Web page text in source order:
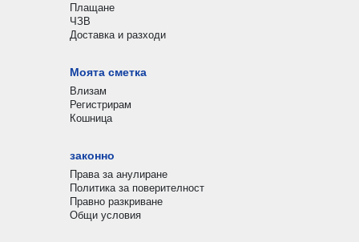
Плащане
ЧЗВ
Доставка и разходи
Моята сметка
Влизам
Регистрирам
Кошница
законно
Права за анулиране
Политика за поверителност
Правно разкриване
Общи условия